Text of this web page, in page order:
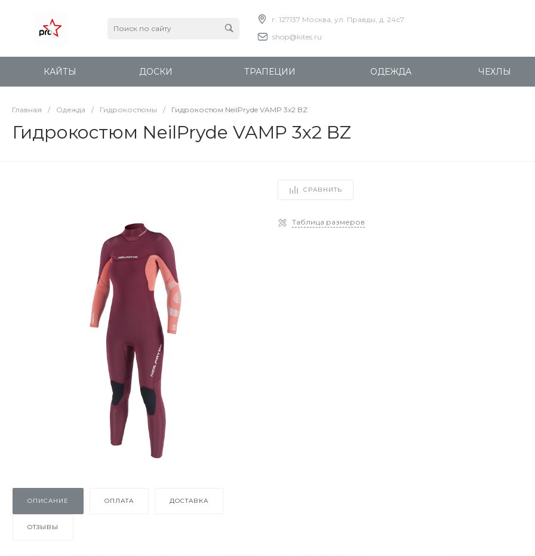
г. 127137 Москва, ул. Правды, д. 24с7
shop@kites.ru
КАЙТЫ ДОСКИ ТРАПЕЦИИ ОДЕЖДА ЧЕХЛЫ
Главная / Одежда / Гидрокостюмы / Гидрокостюм NeilPryde VAMP 3x2 BZ
Гидрокостюм NeilPryde VAMP 3x2 BZ
СРАВНИТЬ
Таблица размеров
ОПИСАНИЕ ОПЛАТА ДОСТАВКА
ОТЗЫВЫ